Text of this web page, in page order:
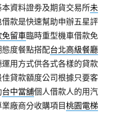
資料證劵及期貨交易所未
款是快速幫助申辦五星評
免留車臨時重型機車借款免
度餐點搭配台北高級餐廳
用方式供各式各樣的貸款
佳貸款額度公司根據只要客
台中當舖個人借款人的用汽
廠商分收購項目桃園電梯